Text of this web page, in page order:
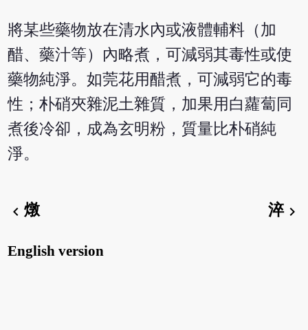
將某些藥物放在清水內或液體輔料（加
醋、藥汁等）內略煮，可減弱其毒性或使
藥物純淨。如莞花用醋煮，可減弱它的毒
性；朴硝夾雜泥土雜質，加果用白蘿蔔同
煮後冷卻，成為玄明粉，質量比朴硝純
淨。
chevron_left燉 淬chevron_right
English version